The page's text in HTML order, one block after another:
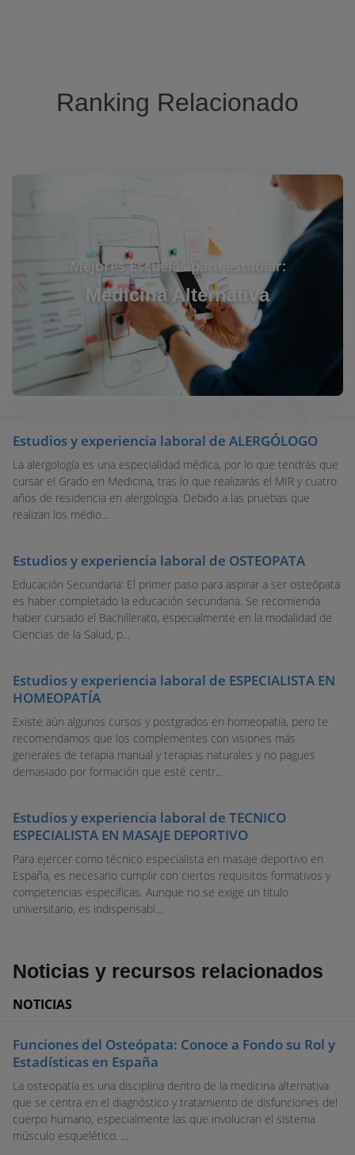
Ranking Relacionado
Mejores Escuelas para estudiar:
Medicina Alternativa
Estudios y experiencia laboral de ALERGÓLOGO
La alergología es una especialidad médica, por lo que tendrás que
cursar el Grado en Medicina, tras lo que realizarás el MIR y cuatro
años de residencia en alergología. Debido a las pruebas que
realizan los médio...
Estudios y experiencia laboral de OSTEOPATA
Educación Secundaria: El primer paso para aspirar a ser osteópata
es haber completado la educación secundaria. Se recomienda
haber cursado el Bachillerato, especialmente en la modalidad de
Ciencias de la Salud, p...
Estudios y experiencia laboral de ESPECIALISTA EN
HOMEOPATÍA
Existe aún algunos cursos y postgrados en homeopatía, pero te
recomendamos que los complementes con visiones más
generales de terapia manual y terapias naturales y no pagues
demasiado por formación que esté centr...
Estudios y experiencia laboral de TECNICO
ESPECIALISTA EN MASAJE DEPORTIVO
Para ejercer como técnico especialista en masaje deportivo en
España, es necesario cumplir con ciertos requisitos formativos y
competencias específicas. Aunque no se exige un título
universitario, es indispensabl...
Noticias y recursos relacionados
NOTICIAS
Funciones del Osteópata: Conoce a Fondo su Rol y
Estadísticas en España
La osteopatía es una disciplina dentro de la medicina alternativa
que se centra en el diagnóstico y tratamiento de disfunciones del
cuerpo humano, especialmente las que involucran el sistema
músculo esquelético. ...